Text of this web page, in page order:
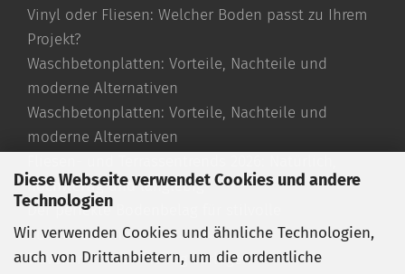
Diese Webseite verwendet Cookies und andere
Technologien
Wir verwenden Cookies und ähnliche Technologien,
auch von Drittanbietern, um die ordentliche
Vinyl oder Fliesen: Welcher Boden passt zu Ihrem
Projekt?
Waschbetonplatten: Vorteile, Nachteile und
moderne Alternativen
Waschbetonplatten: Vorteile, Nachteile und
moderne Alternativen
hochwertig und langlebig
Der perfekte Bodenbelag für stilvolle
Außenbereiche
Travertin Fliesen richtig verlegen